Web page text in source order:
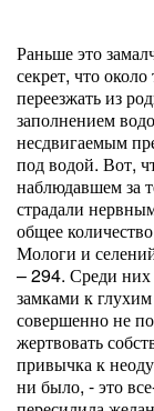
Раньше это
секрет, что
переезжать из
заполнением
несдвигаемым
под водой. Вот,
наблюдавшем за
страдали
общее
Мологи и
– 294. Среди них
замками к
совершенно не
жертвовать
привычка к
ни было, - это